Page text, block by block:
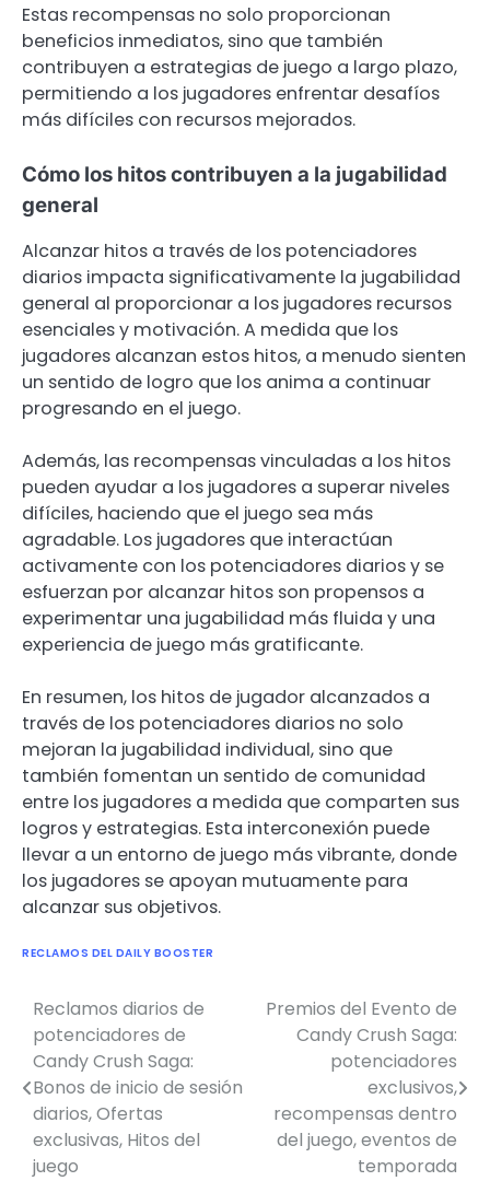
Estas recompensas no solo proporcionan
beneficios inmediatos, sino que también
contribuyen a estrategias de juego a largo plazo,
permitiendo a los jugadores enfrentar desafíos
más difíciles con recursos mejorados.
Cómo los hitos contribuyen a la jugabilidad
general
Alcanzar hitos a través de los potenciadores
diarios impacta significativamente la jugabilidad
general al proporcionar a los jugadores recursos
esenciales y motivación. A medida que los
jugadores alcanzan estos hitos, a menudo sienten
un sentido de logro que los anima a continuar
progresando en el juego.
Además, las recompensas vinculadas a los hitos
pueden ayudar a los jugadores a superar niveles
difíciles, haciendo que el juego sea más
agradable. Los jugadores que interactúan
activamente con los potenciadores diarios y se
esfuerzan por alcanzar hitos son propensos a
experimentar una jugabilidad más fluida y una
experiencia de juego más gratificante.
En resumen, los hitos de jugador alcanzados a
través de los potenciadores diarios no solo
mejoran la jugabilidad individual, sino que
también fomentan un sentido de comunidad
entre los jugadores a medida que comparten sus
logros y estrategias. Esta interconexión puede
llevar a un entorno de juego más vibrante, donde
los jugadores se apoyan mutuamente para
alcanzar sus objetivos.
RECLAMOS DEL DAILY BOOSTER
Post
navigation
Reclamos diarios de
potenciadores de
Candy Crush Saga:
Bonos de inicio de sesión
diarios, Ofertas
exclusivas, Hitos del
juego
Premios del Evento de
Candy Crush Saga:
potenciadores
exclusivos,
recompensas dentro
del juego, eventos de
temporada